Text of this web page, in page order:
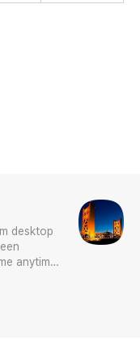
desktop
anytime,
world!